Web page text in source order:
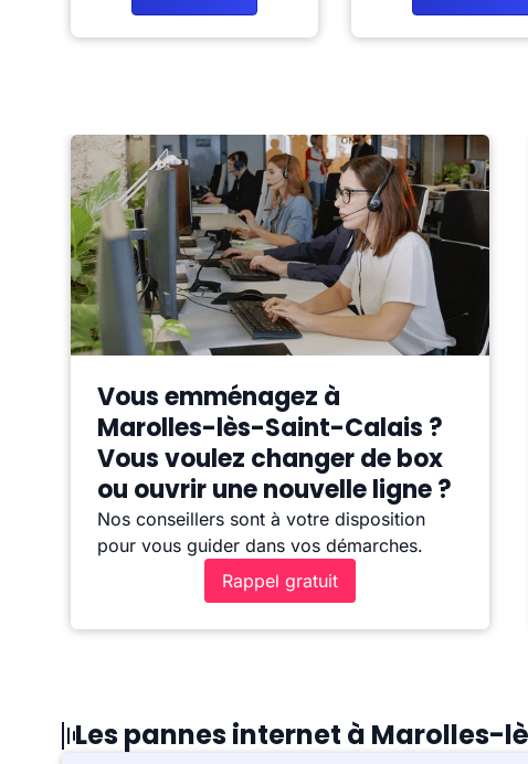
Vous emménagez à
Marolles-lès-Saint-Calais ?
Vous voulez changer de box
ou ouvrir une nouvelle ligne ?
Nos conseillers sont à votre disposition
pour vous guider dans vos démarches.
Rappel gratuit
Les pannes internet à Marolles-